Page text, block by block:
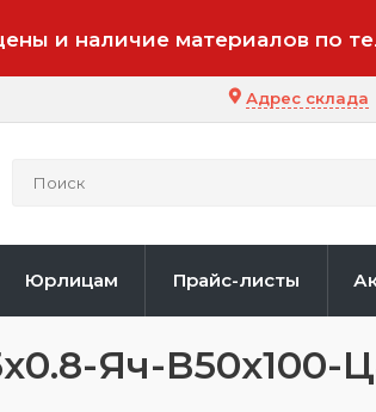
и наличие материалов по
Адрес склада
Юрлицам Прайс-листы
Яч-В50х100-